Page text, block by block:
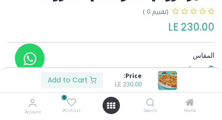
Price:
230.00
LE
Home
Search
0
Wishlist
Account
(تقييم 0 )
230.00
المقاس
وسط
100.00